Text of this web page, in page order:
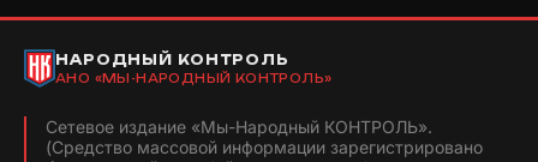
НАРОДНЫЙ КОНТРОЛЬ
АНО «МЫ-НАРОДНЫЙ КОНТРОЛЬ»
Сетевое издание «Мы-Народный КОНТРОЛЬ».
(Средство массовой информации зарегистрировано